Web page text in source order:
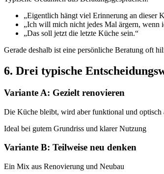
„Eigentlich hängt viel Erinnerung an dieser
„Ich will mich nicht jedes Mal ärgern, wenn
„Das soll jetzt die letzte Küche sein.“
Gerade deshalb ist eine persönliche Beratung oft
6. Drei typische
Variante A: Gezielt renovieren
Die Küche bleibt, wird aber funktional und optisch
Ideal bei gutem Grundriss und klarer Nutzung
Variante B: Teilweise neu denken
Ein Mix aus Renovierung und Neubau